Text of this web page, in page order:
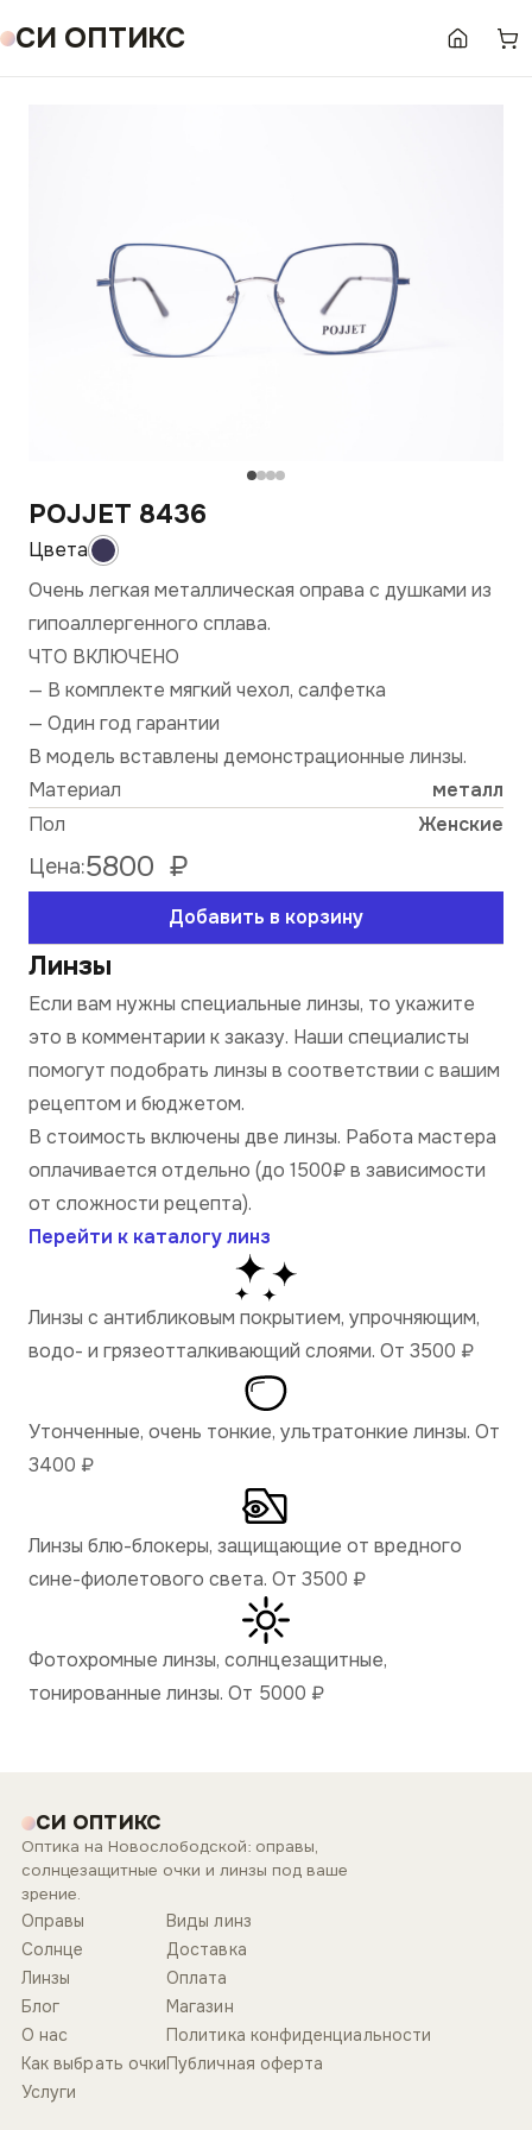
СИ ОПТИКС
POJJET 8436
Очень легкая металлическая оправа с душками из
гипоаллергенного сплава.
ЧТО ВКЛЮЧЕНО
— В комплекте мягкий чехол, салфетка
— Один год гарантии
В модель вставлены демонстрационные линзы.
Материал
металл
Пол
Женские
Цена:5800 ₽
Добавить в корзину
Линзы
Если вам нужны специальные линзы, то укажите
это в комментарии к заказу. Наши специалисты
помогут подобрать линзы в соответствии с вашим
рецептом и бюджетом.
В стоимость включены две линзы. Работа мастера
оплачивается отдельно (до 1500₽ в зависимости
от сложности рецепта).
Перейти к каталогу линз
Линзы с антибликовым покрытием, упрочняющим,
водо- и грязеотталкивающий слоями. От 3500 ₽
Утонченные, очень тонкие, ультратонкие линзы. От
3400 ₽
Линзы блю-блокеры, защищающие от вредного
сине-фиолетового света. От 3500 ₽
Фотохромные линзы, солнцезащитные,
тонированные линзы. От 5000 ₽
СИ ОПТИКС
Оптика на Новослободской: оправы,
солнцезащитные очки и линзы под ваше
зрение.
Оправы
Солнце
Линзы
Блог
О нас
Как выбрать очки
Услуги
Виды линз
Доставка
Оплата
Магазин
Политика конфиденциальности
Публичная оферта